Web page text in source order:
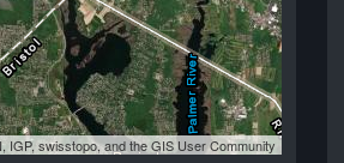
IGP, swisstopo, and the GIS User Community